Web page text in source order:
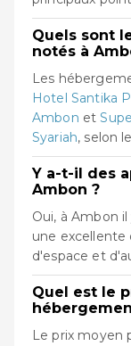
Quels sont
notés à
Les
Hotel Santika
Ambon et
Syariah, selon
Y a-t-il des
Ambon ?
Oui, à Ambon
une excellente
d'espace et
Quel est le
Le prix moyen